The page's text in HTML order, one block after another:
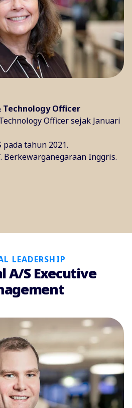
Technology Officer
Officer sejak Januari
pada tahun 2021.
Berkewarganegaraan Inggris.
LEADERSHIP
A/S Executive